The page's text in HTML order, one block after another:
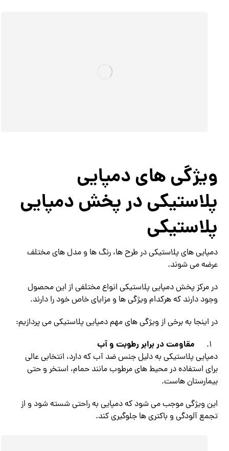
ویژگی های دمپایی
پلاستیکی در پخش دمپایی
پلاستیکی
دمپایی های پلاستیکی در طرح ها، رنگ ها و مدل های مختلف
عرضه می شوند.
در مرکز پخش دمپایی پلاستیکی انواع مختلفی از این محصول
وجود دارند که هرکدام ویژگی ها و مزایای خاص خود را دارند.
در اینجا به برخی از ویژگی های مهم دمپایی پلاستیکی می پردازیم:
مقاومت در برابر رطوبت و آب
دمپایی پلاستیکی به دلیل جنس ضد آب که دارد، انتخابی عالی
برای استفاده در محیط های مرطوب مانند حمام، استخر و حتی
بیمارستان هاست.
این ویژگی موجب می شود که دمپایی به راحتی شسته شود و از
تجمع آلودگی و باکتری ها جلوگیری کند.